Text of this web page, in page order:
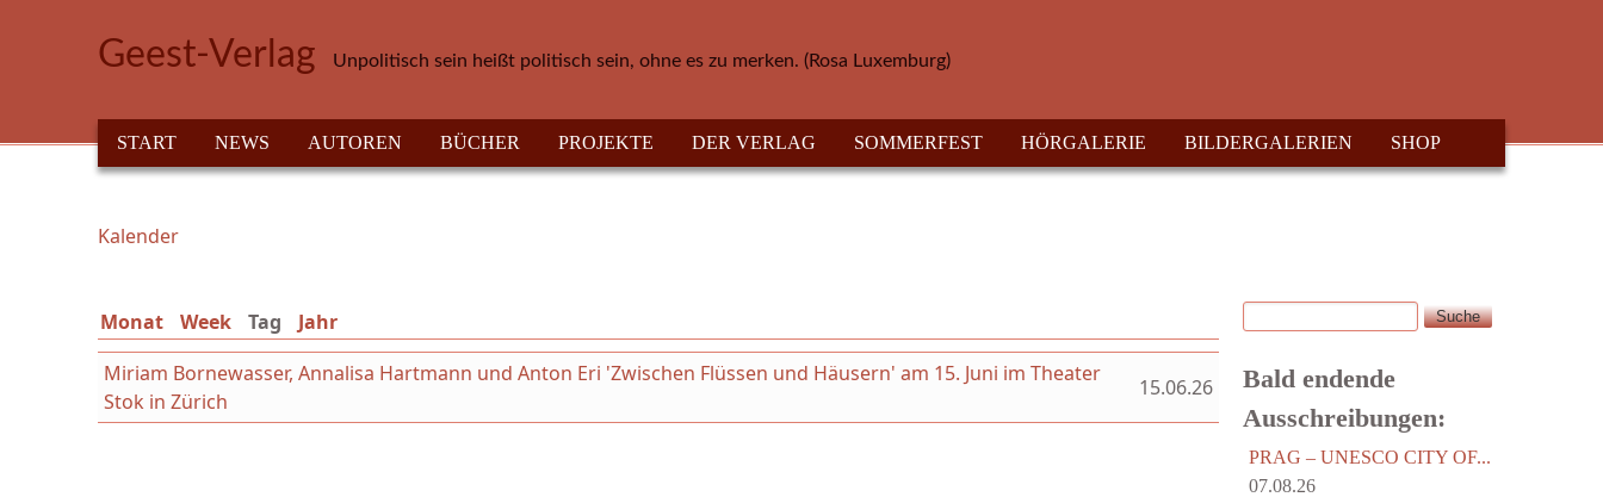
Geest-Verlag Unpolitisch sein heißt politisch sein, ohne es zu merken. (Rosa Luxemburg)
HAUPTMENÜ
START NEWS AUTOREN BÜCHER PROJEKTE DER VERLAG SOMMERFEST HÖRGALERIE BILDERGALERIEN SHOP
Sie sind hier
Kalender
Monat Week Tag (aktiver Reiter)
Jahr
Miriam Bornewasser, Annalisa Hartmann und Anton Eri 'Zwischen Flüssen und Häusern' am 15. Juni im Theater
Stok in Zürich
15.06.26
Suchformular
Suche
Bald endende
Ausschreibungen:
PRAG – UNESCO CITY OF...
07.08.26